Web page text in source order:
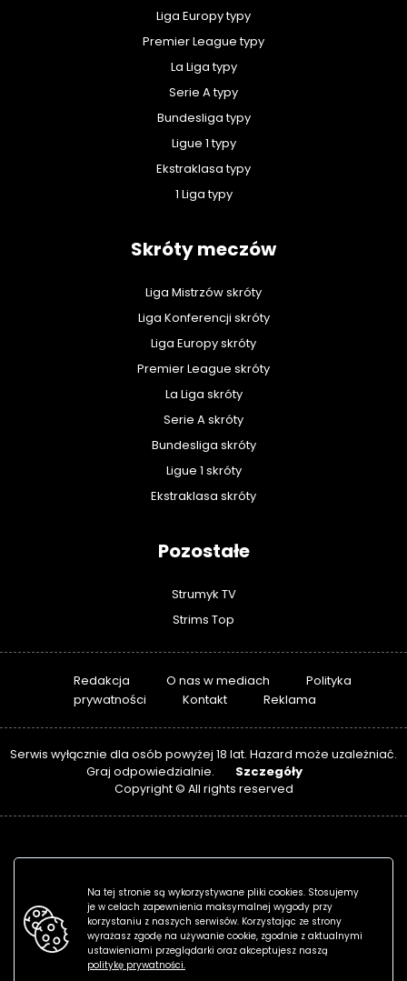
Liga Europy typy
Premier League typy
La Liga typy
Serie A typy
Bundesliga typy
Ligue 1 typy
Ekstraklasa typy
1 Liga typy
Skróty meczów
Liga Mistrzów skróty
Liga Konferencji skróty
Liga Europy skróty
Premier League skróty
La Liga skróty
Serie A skróty
Bundesliga skróty
Ligue 1 skróty
Ekstraklasa skróty
Pozostałe
Strumyk TV
Strims Top
Redakcja O nas w mediach
Polityka
prywatności
Kontakt Reklama
Serwis wyłącznie dla osób powyżej 18 lat. Hazard może uzależniać.
Graj odpowiedzialnie.
Szczegóły
Copyright © All rights reserved
Na tej stronie są wykorzystywane pliki cookies. Stosujemy
je w celach zapewnienia maksymalnej wygody przy
korzystaniu z naszych serwisów. Korzystając ze strony
wyrażasz zgodę na używanie cookie, zgodnie z aktualnymi
ustawieniami przeglądarki oraz akceptujesz naszą
politykę prywatności.